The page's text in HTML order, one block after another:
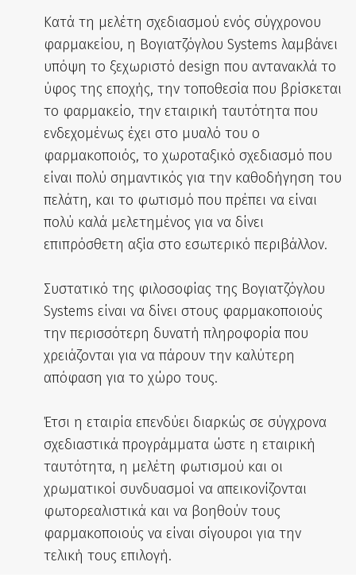
Κατά τη μελέτη σχεδιασμού ενός σύγχρονου
φαρμακείου, η Βογιατζόγλου Systems λαμβάνει
υπόψη το ξεχωριστό design που αντανακλά το
ύφος της εποχής, την τοποθεσία που βρίσκεται
το φαρμακείο, την εταιρική ταυτότητα που
ενδεχομένως έχει στο μυαλό του ο
φαρμακοποιός, το χωροταξικό σχεδιασμό που
είναι πολύ σημαντικός για την καθοδήγηση του
πελάτη, και το φωτισμό που πρέπει να είναι
πολύ καλά μελετημένος για να δίνει
επιπρόσθετη αξία στο εσωτερικό περιβάλλον.
Συστατικό της φιλοσοφίας της Βογιατζόγλου
Systems είναι να δίνει στους φαρμακοποιούς
την περισσότερη δυνατή πληροφορία που
χρειάζονται για να πάρουν την καλύτερη
απόφαση για το χώρο τους.
Έτσι η εταιρία επενδύει διαρκώς σε σύγχρονα
σχεδιαστικά προγράμματα ώστε η εταιρική
ταυτότητα, η μελέτη φωτισμού και οι
χρωματικοί συνδυασμοί να απεικoνίζονται
φωτορεαλιστικά και να βοηθούν τους
φαρμακοποιούς να είναι σίγουροι για την
τελική τους επιλογή.